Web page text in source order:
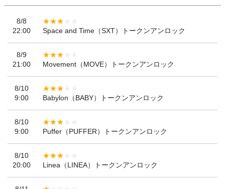
8/8
22:00
Space and Time（SXT）トークンアンロック
8/9
21:00
Movement（MOVE）トークンアンロック
8/10
9:00
Babylon（BABY）トークンアンロック
8/10
9:00
Puffer（PUFFER）トークンアンロック
8/10
20:00
Linea（LINEA）トークンアンロック